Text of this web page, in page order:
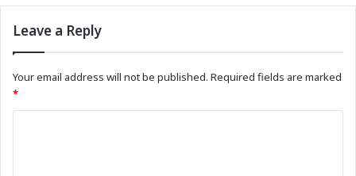
Leave a Reply
Your email address will not be published. Required fields are marked
*